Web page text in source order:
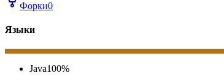
Форки0
Языки
Java100%